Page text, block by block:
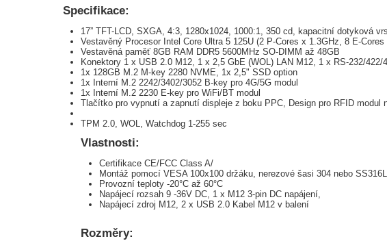
Specifikace:
17” TFT-LCD, SXGA, 4:3, 1280x1024, 1000:1, 350 cd, kapacitní dotyková
Vestavěný Procesor Intel Core Ultra 5 125U (2 P-Cores x 1.3GHz, 8 E-
Vestavěná paměť 8GB RAM DDR5 5600MHz SO-DIMM až 48GB
Konektory 1 x USB 2.0 M12, 1 x 2,5 GbE (WOL) LAN M12, 1 x RS-232/422/
1x 128GB M.2 M-key 2280 NVME, 1x 2,5" SSD option
1x Interní M.2 2242/3402/3052 B-key pro 4G/5G modul
1x Interní M.2 2230 E-key pro WiFi/BT modul
Tlačítko pro vypnutí a zapnutí displeje z boku PPC, Design pro RFID modul
TPM 2.0, WOL, Watchdog 1-255 sec
Vlastnosti:
Certifikace CE/FCC Class A/
Montáž pomocí VESA 100x100 držáku, nerezové šasi 304 nebo SS316L
Provozní teploty -20°C až 60°C
Napájecí rozsah 9 -36V DC, 1 x M12 3-pin DC napájení,
Napájecí zdroj M12, 2 x USB 2.0 Kabel M12 v balení
Rozměry: